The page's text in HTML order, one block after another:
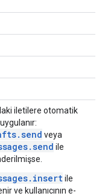
iletilere otomatik
veya
ile
ile
ve kullanıcının e-